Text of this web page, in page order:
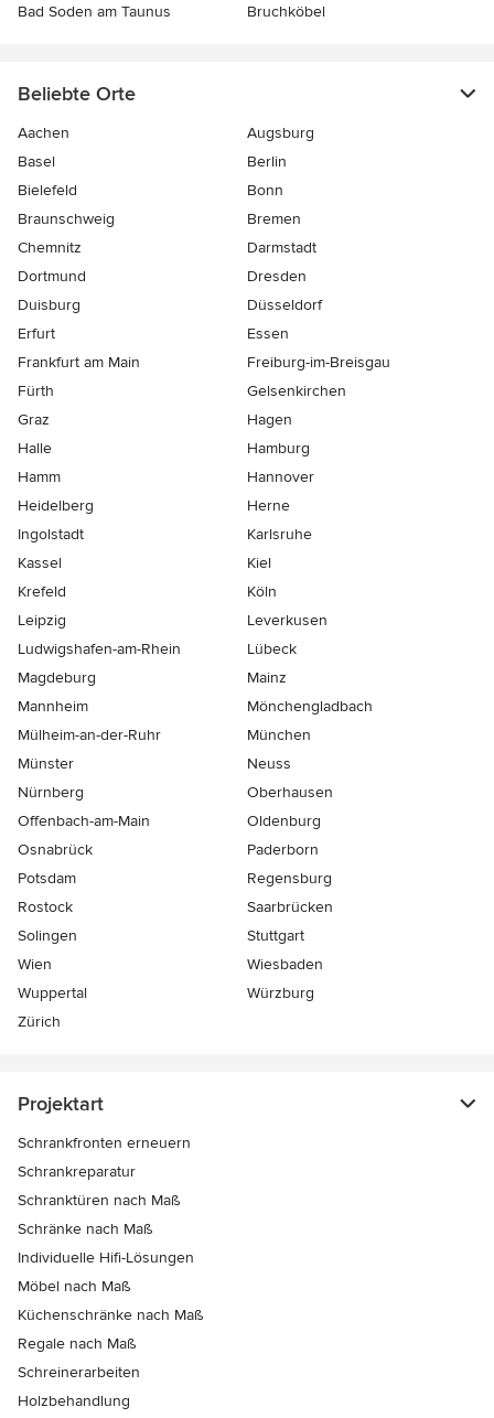
Bad Soden am Taunus Bruchköbel
Beliebte Orte
Aachen
Augsburg
Basel
Berlin
Bielefeld
Bonn
Braunschweig
Bremen
Chemnitz
Darmstadt
Dortmund
Dresden
Duisburg
Düsseldorf
Erfurt
Essen
Frankfurt am Main
Freiburg-im-Breisgau
Fürth
Gelsenkirchen
Graz
Hagen
Halle
Hamburg
Hamm
Hannover
Heidelberg
Herne
Ingolstadt
Karlsruhe
Kassel
Kiel
Krefeld
Köln
Leipzig
Leverkusen
Ludwigshafen-am-Rhein
Lübeck
Magdeburg
Mainz
Mannheim
Mönchen­gladbach
Mülheim-an-der-Ruhr
München
Münster
Neuss
Nürnberg
Oberhausen
Offenbach-am-Main
Oldenburg
Osnabrück
Paderborn
Potsdam
Regensburg
Rostock
Saarbrücken
Solingen
Stuttgart
Wien
Wiesbaden
Wuppertal
Würzburg
Zürich
Projektart
Schrankfronten erneuern
Schrankreparatur
Schranktüren nach Maß
Schränke nach Maß
Individuelle Hifi-Lösungen
Möbel nach Maß
Küchenschränke nach Maß
Regale nach Maß
Schreinerarbeiten
Holzbehandlung